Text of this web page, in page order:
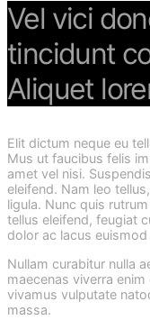
Vel vici
tincidunt
Aliquet
Elit dictum neque eu
Mus ut faucibus felis
amet vel nisi.
eleifend. Nam leo
ligula. Nunc quis
tellus eleifend, feugiat
dolor ac lacus
Nullam curabitur nulla
maecenas viverra
vivamus vulputate
massa.